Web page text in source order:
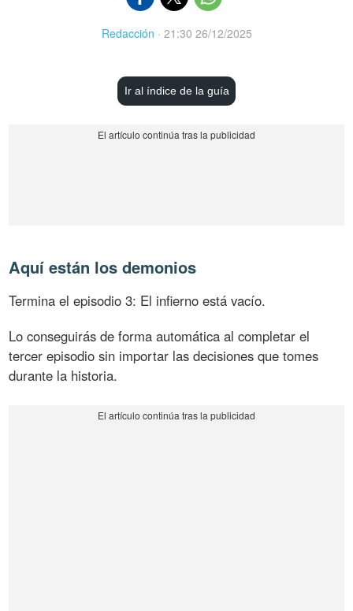
Redacción · 21:30 26/12/2025
Ir al índice de la guía
Aquí están los demonios
Termina el episodio 3: El infierno está vacío.
Lo conseguirás de forma automática al completar el
tercer episodio sin importar las decisiones que tomes
durante la historia.